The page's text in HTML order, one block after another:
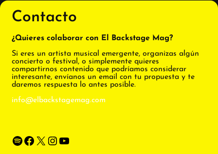
Contacto
¿Quieres colaborar con El Backstage Mag?
Si eres un artista musical emergente, organizas algún
concierto o festival, o simplemente quieres
compartirnos contenido que podríamos considerar
interesante, envíanos un email con tu propuesta y te
daremos respuesta lo antes posible.
info@elbackstagemag.com
Spotify Facebook X Instagram YouTube